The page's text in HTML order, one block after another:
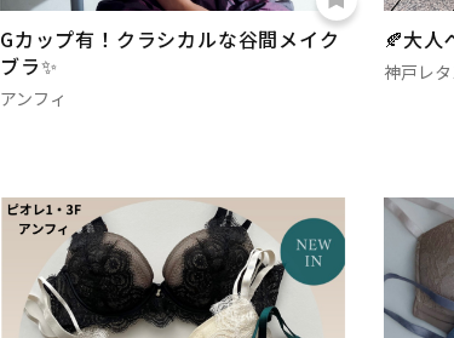
Gカップ有！クラシカルな谷間メイク
ブラ✨
アンフィ
🍂大人
神戸レタ